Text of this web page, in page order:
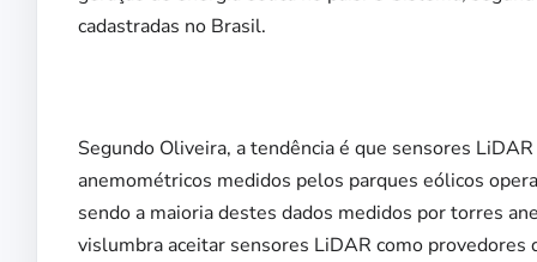
cadastradas no Brasil.
Segundo Oliveira, a tendência é que sensores
anemométricos medidos pelos parques eólicos
sendo a maioria destes dados medidos por torres
vislumbra aceitar sensores LiDAR como provedores